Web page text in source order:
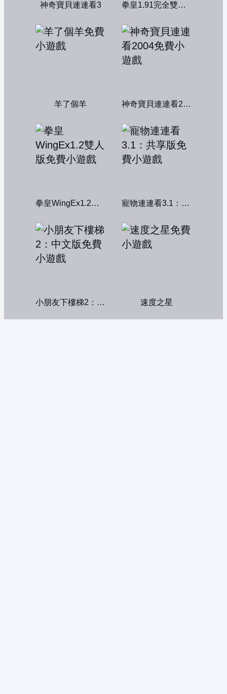
神奇寶貝連連看3 拳皇1.91完全雙人版
羊了個羊 神奇寶貝連連看2004
拳皇WingEx1.2雙人版 寵物連連看3.1：共享版
小朋友下樓梯2：中文版 速度之星